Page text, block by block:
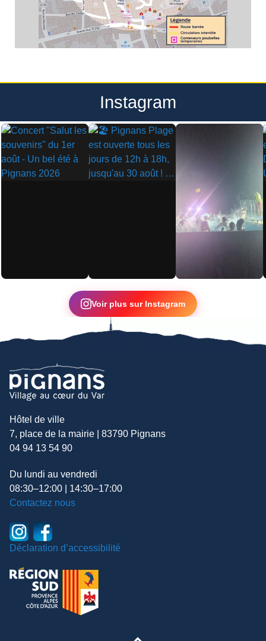
Instagram
▶
Voir plus sur Instagram
Hôtel de ville
7, place de la mairie | 83790 Pignans
04 94 13 54 90
Du lundi au vendredi
08:30–12:00 | 14:30–17:00
Contactez nous
Déclaration d’accessibilité